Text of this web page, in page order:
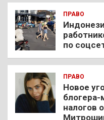
ПРАВО
по
ПРАВО
Новое
блогера-
налогов